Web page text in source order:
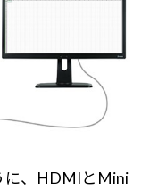
に、HDMIとMini